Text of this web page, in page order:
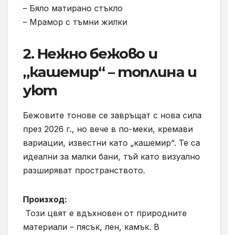
– Бяло матирано стъкло
– Мрамор с тъмни жилки
2. Нежно бежово и
„кашемир“ – топлина и
уют
Бежовите тонове се завръщат с нова сила
през 2026 г., но вече в по-меки, кремави
вариации, известни като „кашемир“. Те са
идеални за малки бани, тъй като визуално
разширяват пространството.
Произход:
Този цвят е вдъхновен от природните
материали – пясък, лен, камък. В